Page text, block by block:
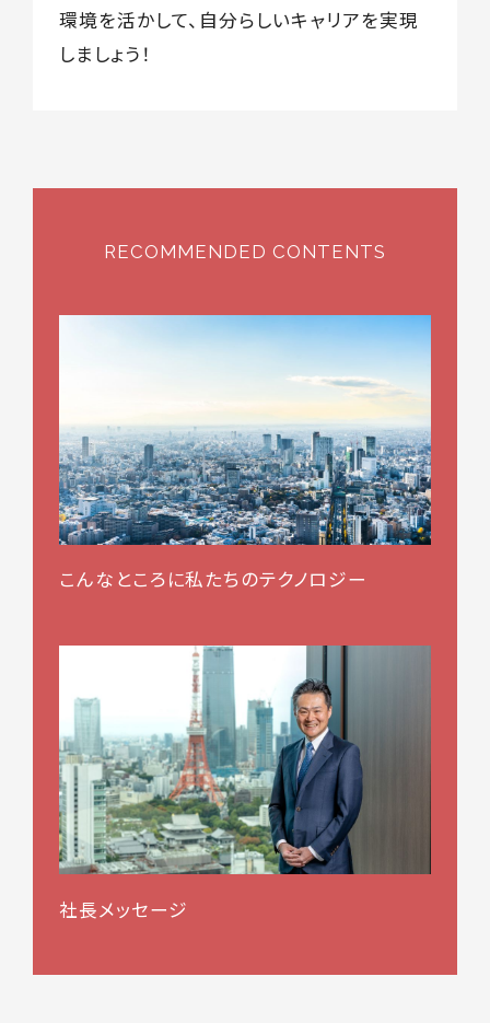
環境を活かして、自分らしいキャリアを実現
しましょう！
RECOMMENDED CONTENTS
こんなところに私たちのテクノロジー
社長メッセージ